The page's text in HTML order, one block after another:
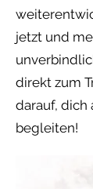
jetzt und
direkt zum
darauf, dich
begleiten!